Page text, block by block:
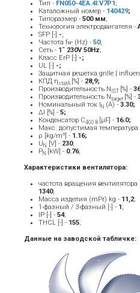
Тип - FN050-4EA.4I.V7P1;
Каталожный номер - 140429;
Типоразмер - 500 мм;
Технология электродвигателя -
SFP [-] -;
Частота fBP (Hz) - 50;
Сеть - 1˜ 230V 50Hz;
Класс ErP [-] -;
UL [-] -;
Защитная решетка grille |
КПД η statA [%] - 28,9;
Производительность N IST [%] -
Производительность Ntarget [%] -
Номинальный ток Ι Ν (A) - 3.30;
ΔI [%] - 5;
Конденсатор C400 В [μF] - 16.0;
Макс. допустимая
ρ [kg/m³] - 1.16;
UN [V] - 230;
PN [kW] - 0.76;
Характеристики вентилятора:
частота вращения
1340;
Масса изделия (mPr) kg - 11 ,2;
1-фазный / 3-фазный [-] - 1;
IP [-] - 54;
THCL [-] - 155;
Данные на заводской табличке: